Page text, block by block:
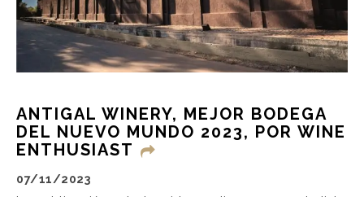
ANTIGAL WINERY, MEJOR BODEGA
DEL NUEVO MUNDO 2023, POR WINE
ENTHUSIAST
07/11/2023